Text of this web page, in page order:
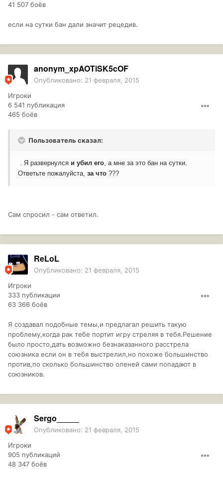
41 507 боёв
если на сутки бан дали значит рецедив.
anonym_xpAOTiSK5cOF
Опубликовано: 21 февраля, 2015
Игроки
6 541 публикация
465 боёв
Пользователь сказал:
. Я развернулся и убил его, а мне за это бан на сутки.
Ответьте пожалуйста, за что ???
Сам спросил - сам ответил.
ReLoL
Опубликовано: 21 февраля, 2015
Игроки
333 публикации
63 366 боёв
Я создавал подобные темы,и предлагал решить такую
проблему,когда рак тебе портит игру стреляя в тебя.Решение
было просто,дать возможно безнаказанного расстрела
союзника если он в тебя выстрелил,но похоже большинство
против,по сколько большинство оленей сами попадают в
союзников.
Sergo_____
Опубликовано: 21 февраля, 2015
Игроки
905 публикаций
48 347 боёв